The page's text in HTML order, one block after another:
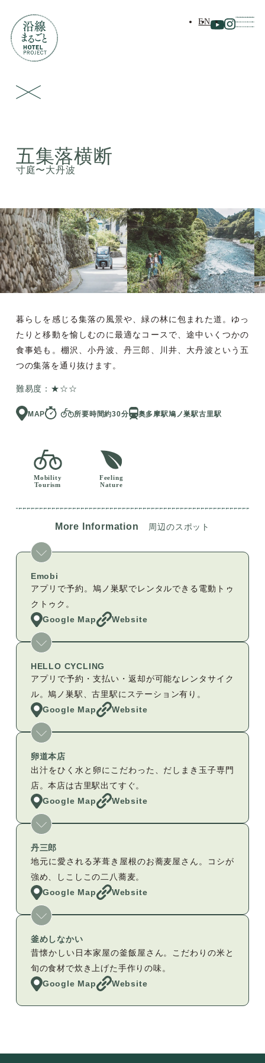
EN
五集落横断
寸庭〜大丹波
暮らしを感じる集落の風景や、緑の林に包まれた道。ゆっ
たりと移動を愉しむのに最適なコースで、途中いくつかの
食事処も。棚沢、小丹波、丹三郎、川井、大丹波という五
つの集落を通り抜けます。
難易度：★☆☆
MAP 所要時間約30分 奥多摩駅鳩ノ巣駅古里駅
Mobility
Tourism
Feeling
Nature
More Information 周辺のスポット
Emobi
アプリで予約。鳩ノ巣駅でレンタルできる電動トゥ
クトゥク。
Google Map
Website
HELLO CYCLING
アプリで予約・支払い・返却が可能なレンタサイク
ル。鳩ノ巣駅、古里駅にステーション有り。
Google Map
Website
卵道本店
出汁をひく水と卵にこだわった、だしまき玉子専門
店。本店は古里駅出てすぐ。
Google Map
Website
丹三郎
地元に愛される茅葺き屋根のお蕎麦屋さん。コシが
強め、しこしこの二八蕎麦。
Google Map
Website
釜めしなかい
昔懐かしい日本家屋の釜飯屋さん。こだわりの米と
旬の食材で炊き上げた手作りの味。
Google Map
Website